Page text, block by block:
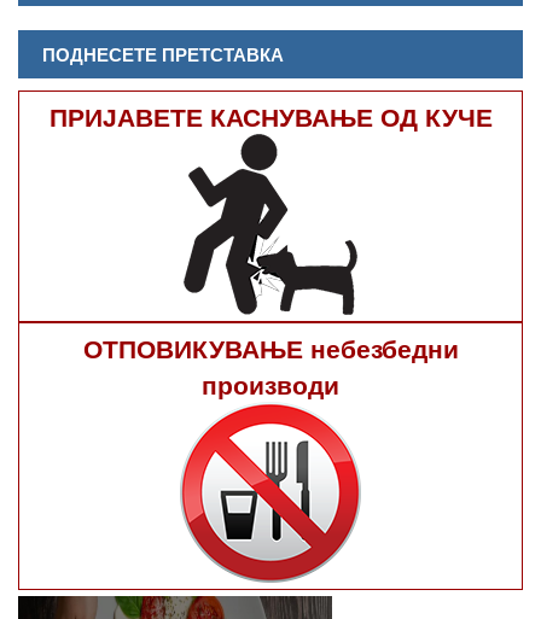
ПОДНЕСЕТЕ ПРЕТСТАВКА
ПРИЈАВЕТЕ КАСНУВАЊЕ ОД КУЧЕ
ОТПОВИКУВАЊЕ небезбедни
производи